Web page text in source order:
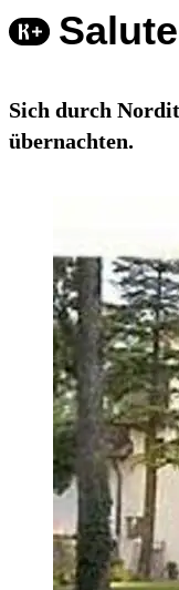
Sich durch
übernachten.